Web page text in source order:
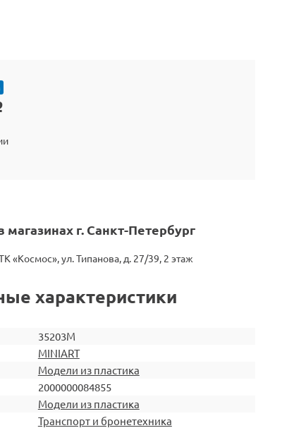
магазинах г. Санкт-Петербург
«Космос», ул. Типанова, д. 27/39, 2 этаж
характеристики
35203М
MINIART
Модели из пластика
2000000084855
Модели из пластика
Транспорт и бронетехника